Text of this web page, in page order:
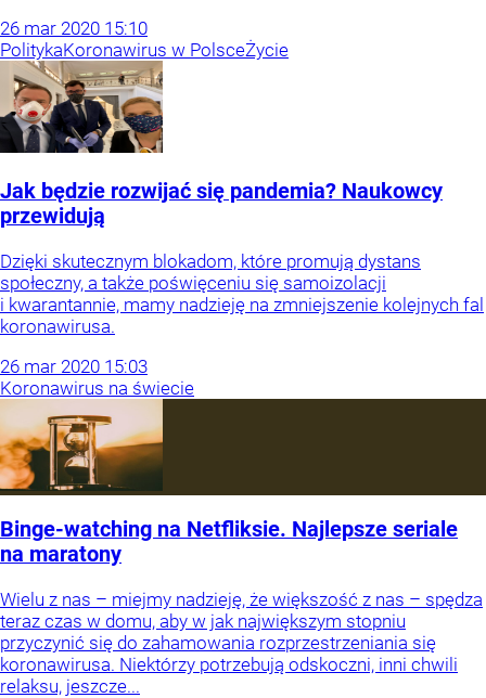
26 mar 2020 15:10
PolitykaKoronawirus w PolsceŻycie
Jak będzie rozwijać się pandemia? Naukowcy
przewidują
Dzięki skutecznym blokadom, które promują dystans
społeczny, a także poświęceniu się samoizolacji
i kwarantannie, mamy nadzieję na zmniejszenie kolejnych fal
koronawirusa.
26 mar 2020 15:03
Koronawirus na świecie
Binge-watching na Netfliksie. Najlepsze seriale
na maratony
Wielu z nas – miejmy nadzieję, że większość z nas – spędza
teraz czas w domu, aby w jak największym stopniu
przyczynić się do zahamowania rozprzestrzeniania się
koronawirusa. Niektórzy potrzebują odskoczni, inni chwili
relaksu, jeszcze...